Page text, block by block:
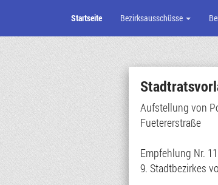
Zum
Seiteninhalt
Startseite Bezirksausschüsse
Aufstellung von
Fuetererstraße
Empfehlung Nr.
9. Stadtbezirkes